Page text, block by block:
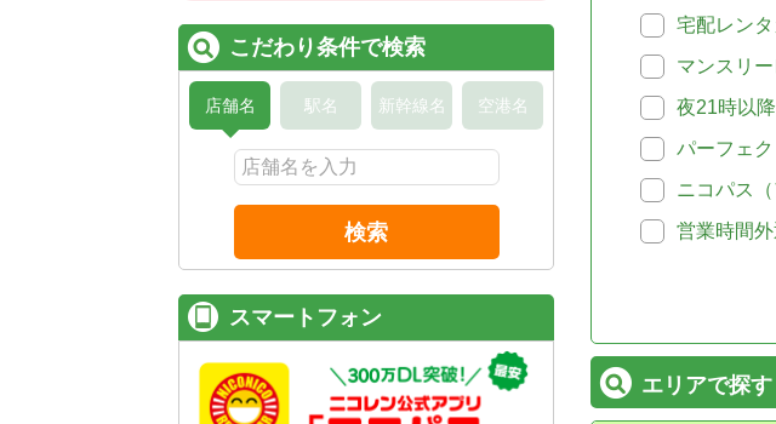
宅配レン
マンスリ
夜21時以
パーフェ
ニコパス（
営業時間
エリアで探す
こだわり条件で検索
店舗名 駅名 新幹線名 空港名
検索
スマートフォン